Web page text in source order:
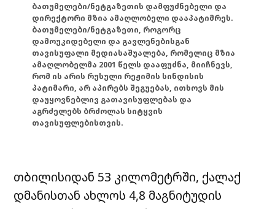
ბათუმელები/ნეტგაზეთის დამფუძნებელი და
დირექტორი მზია ამაღლობელი დააპატიმრეს.
ბათუმელები/ნეტგაზეთი, როგორც
დამოუკიდებელი და გავლენებისგან
თავისუფალი მედიასაშუალება, რომელიც მზია
ამაღლობელმა 2001 წელს დააფუძნა, მიიჩნევს,
რომ ის არის რუსული რეჟიმის სინდისის
პატიმარი, არ აპირებს შეგუებას, ითხოვს მის
დაუყოვნებლივ გათავისუფლებას და
აგრძელებს ბრძოლას სიტყვის
თავისუფლებისთვის.
თბილისიდან 53 კილომეტრში, ქალაქ
დმანისთან ახლოს 4,8 მაგნიტუდის